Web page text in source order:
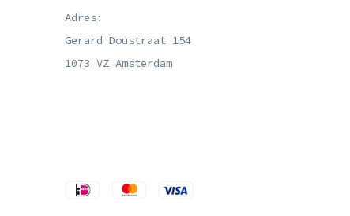
Adres:
Gerard Doustraat 154
1073 VZ Amsterdam